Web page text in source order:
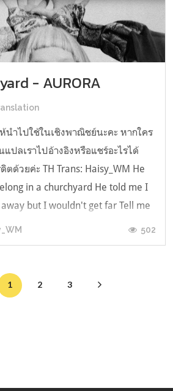
- AURORA
นำไปใช้ในเชิงพาณิชย์นะคะ หากใคร
แปลเราไปอ้างอิงหรือแชร์อะไรได้
ตด้วยค่ะ TH Trans: Haisy_WM He
in a churchyard He told me I
but I wouldn't get far Tell me
know what is hurt, what is
me I belong in a chur...
502
1 2 3